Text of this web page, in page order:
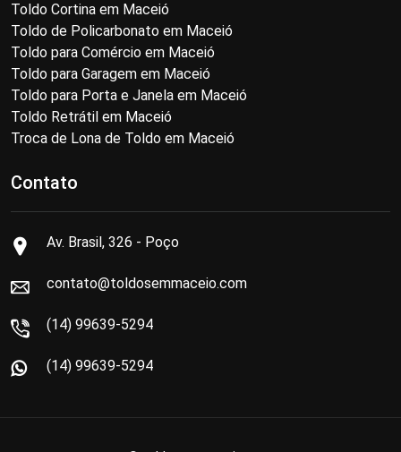
Toldo Cortina em Maceió
Toldo de Policarbonato em Maceió
Toldo para Comércio em Maceió
Toldo para Garagem em Maceió
Toldo para Porta e Janela em Maceió
Toldo Retrátil em Maceió
Troca de Lona de Toldo em Maceió
Contato
Av. Brasil, 326 - Poço
contato@toldosemmaceio.com
(14) 99639-5294
(14) 99639-5294